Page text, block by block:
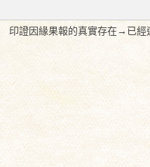
印證因緣果報的真實存在→已經運